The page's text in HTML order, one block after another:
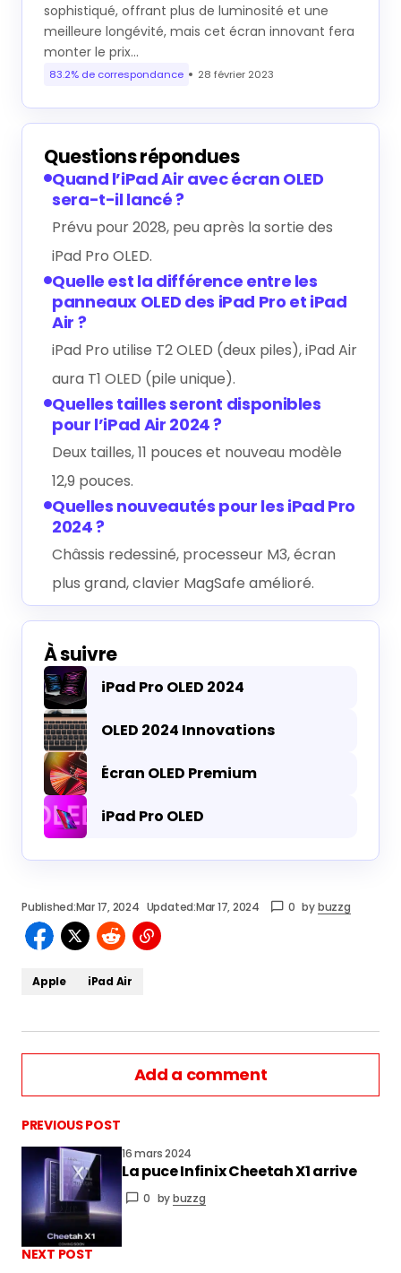
sophistiqué, offrant plus de luminosité et une
meilleure longévité, mais cet écran innovant fera
monter le prix…
83.2% de correspondance 28 février 2023
Questions répondues
Quand l’iPad Air avec écran OLED
sera-t-il lancé ?
Prévu pour 2028, peu après la sortie des
iPad Pro OLED.
Quelle est la différence entre les
panneaux OLED des iPad Pro et iPad
Air ?
iPad Pro utilise T2 OLED (deux piles), iPad Air
aura T1 OLED (pile unique).
Quelles tailles seront disponibles
pour l’iPad Air 2024 ?
Deux tailles, 11 pouces et nouveau modèle
12,9 pouces.
Quelles nouveautés pour les iPad Pro
2024 ?
Châssis redessiné, processeur M3, écran
plus grand, clavier MagSafe amélioré.
À suivre
iPad Pro OLED 2024
OLED 2024 Innovations
Écran OLED Premium
iPad Pro OLED
Published:Mar 17, 2024 Updated:Mar 17, 2024 0 bybuzzg
Apple iPad Air
Add a comment
vous connecter
PREVIOUS POST
16 mars 2024
La puce Infinix Cheetah X1 arrive
0 bybuzzg
NEXT POST